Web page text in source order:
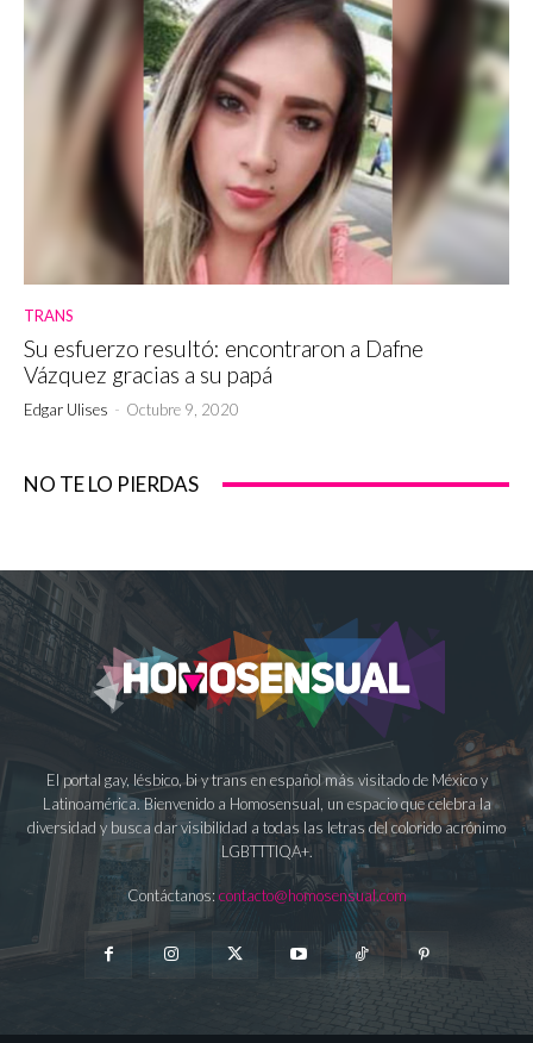
TRANS
Su esfuerzo resultó: encontraron a Dafne
Vázquez gracias a su papá
Edgar Ulises - Octubre 9, 2020
NO TE LO PIERDAS
El portal gay, lésbico, bi y trans en español más visitado de México y
Latinoamérica. Bienvenido a Homosensual, un espacio que celebra la
diversidad y busca dar visibilidad a todas las letras del colorido acrónimo
LGBTTTIQA+.
Contáctanos: contacto@homosensual.com